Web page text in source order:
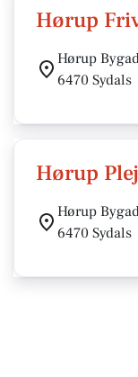
Hørup
Hørup
6470 Sydals
Hørup
Hørup
6470 Sydals